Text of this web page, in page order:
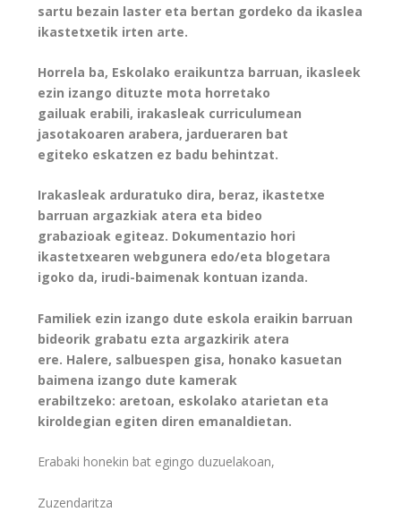
sartu bezain laster eta bertan gordeko da ikaslea
ikastetxetik irten arte.
Horrela ba, Eskolako eraikuntza barruan, ikasleek
ezin izango dituzte mota horretako
gailuak erabili, irakasleak curriculumean
jasotakoaren arabera, jardueraren bat
egiteko eskatzen ez badu behintzat.
Irakasleak arduratuko dira, beraz, ikastetxe
barruan argazkiak atera eta bideo
grabazioak egiteaz. Dokumentazio hori
ikastetxearen webgunera edo/eta blogetara
igoko da, irudi-baimenak kontuan izanda.
Familiek ezin izango dute eskola eraikin barruan
bideorik grabatu ezta argazkirik atera
ere. Halere, salbuespen gisa, honako kasuetan
baimena izango dute kamerak
erabiltzeko: aretoan, eskolako atarietan eta
kiroldegian egiten diren emanaldietan.
Erabaki honekin bat egingo duzuelakoan,
Zuzendaritza